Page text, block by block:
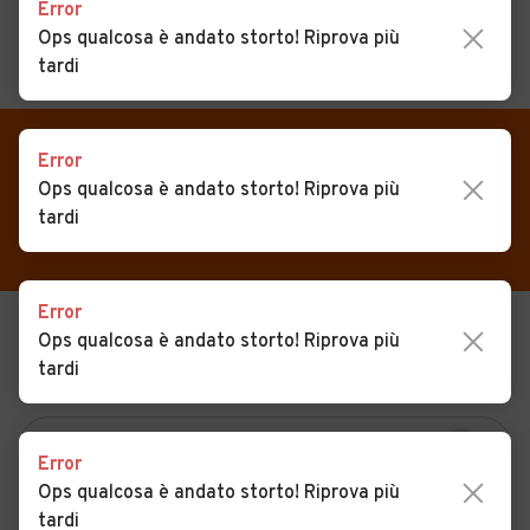
CERCA
Auto
Auto usate
Auto Km 0
Noleggio a lungo termine
Camper
VENDI
MAGAZINE
ACCEDI
Auto usate in vendita
USATO
NUOVO
Error
Ops qualcosa è andato storto! Riprova più
tardi
Error
Ops qualcosa è andato storto! Riprova più
tardi
Error
Ops qualcosa è andato storto! Riprova più
tardi
Error
Ops qualcosa è andato storto! Riprova più
tardi